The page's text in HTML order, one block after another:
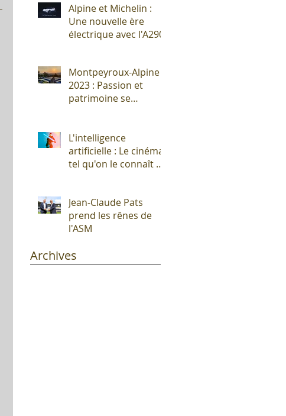
c'est fini !
Alpine et Michelin :
Une nouvelle ère
électrique avec l'A290
Montpeyroux-Alpine
2023 : Passion et
patrimoine se
L'intelligence
artificielle : Le cinéma
tel qu'on le connaît vit
Jean-Claude Pats
prend les rênes de
l'ASM
Archives